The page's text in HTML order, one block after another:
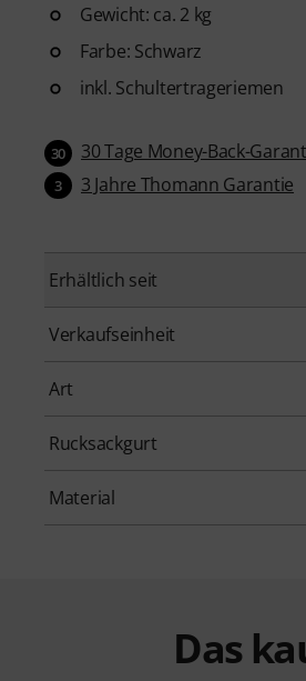
Gewicht: ca. 2 kg
Farbe: Schwarz
inkl. Schultertrageriemen
30 30 Tage Money-Back-
3 3 Jahre Thomann Garantie
Erhältlich seit
Verkaufseinheit
Art
Rucksackgurt
Material
Das